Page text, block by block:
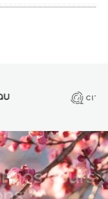
nos cours
?